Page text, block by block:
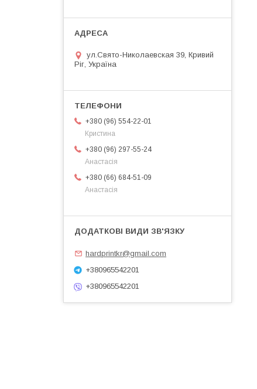
ул.Свято-Николаевская 39, Кривий
Ріг, Україна
+380 (96) 554-22-01
Кристина
+380 (96) 297-55-24
Анастасія
+380 (66) 684-51-09
Анастасія
hardprintkr@gmail.com
+380965542201
+380965542201